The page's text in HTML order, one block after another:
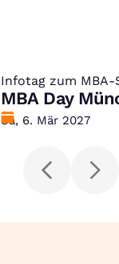
Infotag zum
:
MBA Day
Datum
Sa, 6. Mär 2027